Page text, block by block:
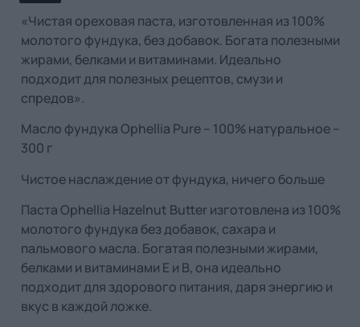
«Чистая ореховая паста, изготовленная из 100%
молотого фундука, без добавок. Богата полезными
жирами, белками и витаминами. Идеально
подходит для полезных рецептов, смузи и
спредов».
Масло фундука Ophellia Pure – 100% натуральное –
300 г
Чистое наслаждение от фундука, ничего больше
Паста Ophellia Hazelnut Butter изготовлена ​​из 100%
молотого фундука без добавок, сахара и
пальмового масла. Богатая полезными жирами,
белками и витаминами E и B, она идеально
подходит для здорового питания, даря энергию и
вкус в каждой ложке.